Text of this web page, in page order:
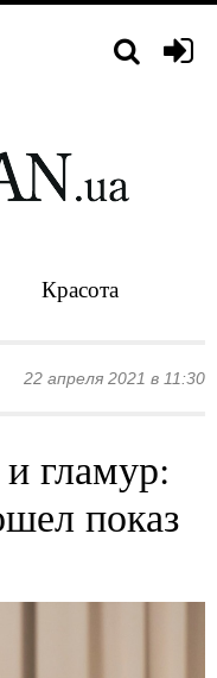
Красота
22 апреля 2021 в 11:30
гламур:
показ